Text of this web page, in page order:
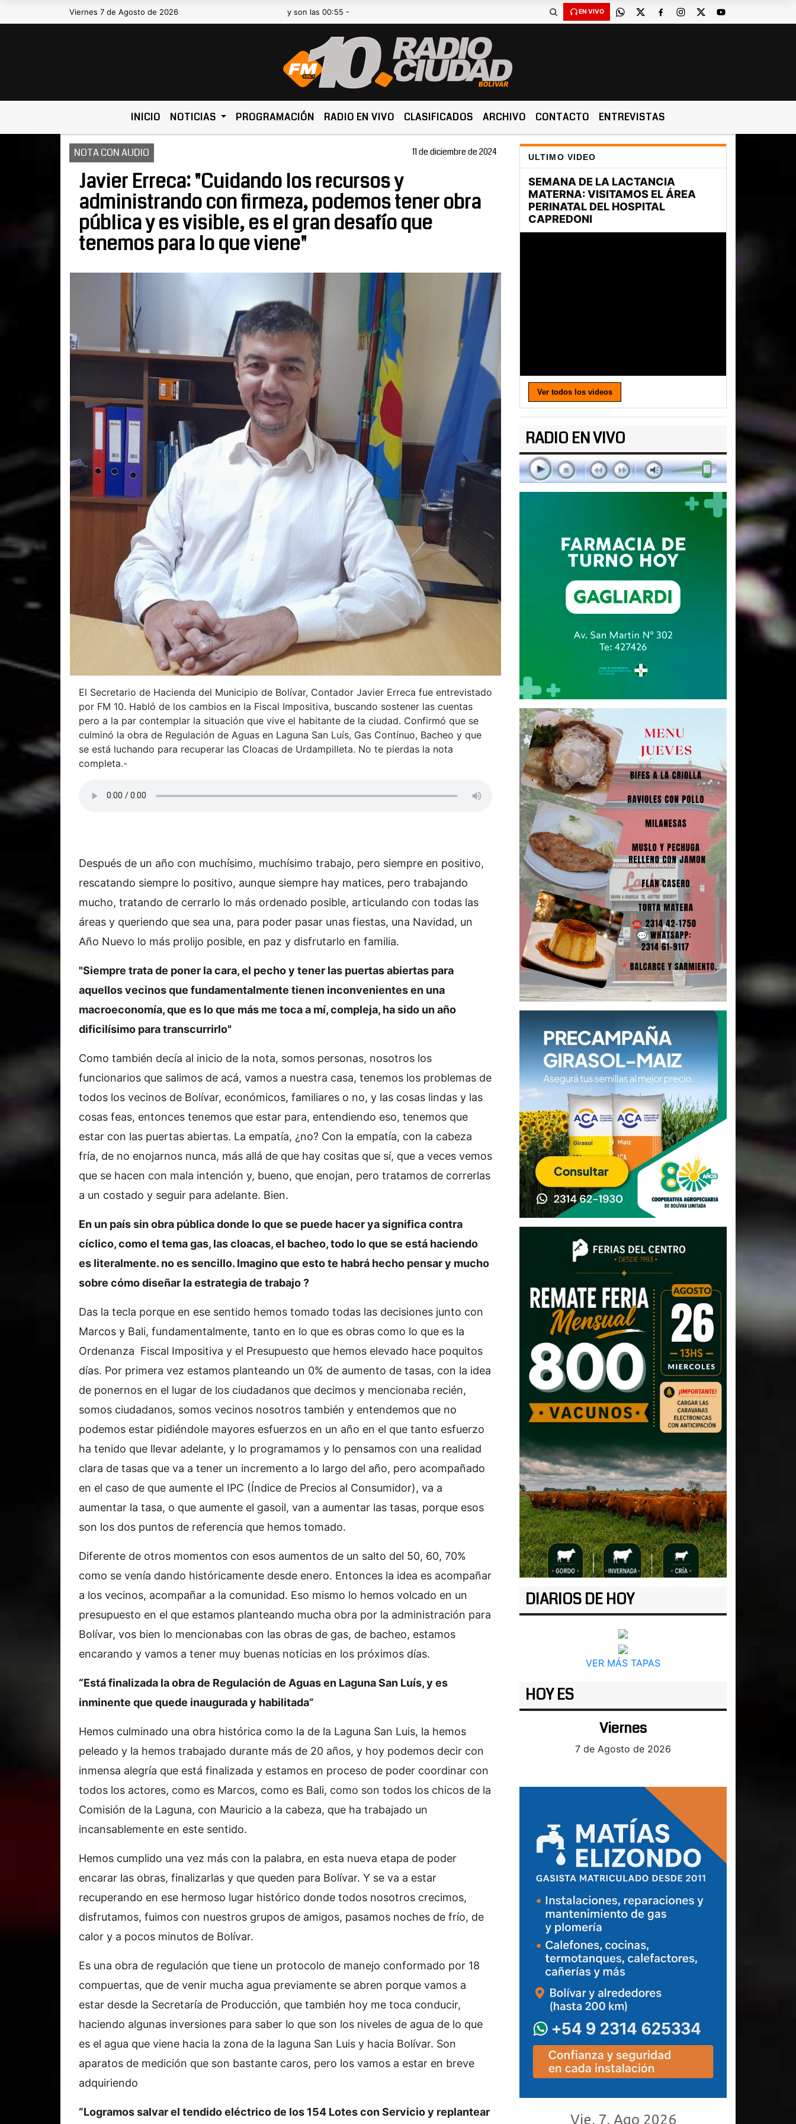
Viernes 7 de Agosto de 2026
Hoy es Viernes 7 de Agosto de 2026 y son las 00:55 - EN VIVO
INICIO NOTICIAS PROGRAMACIÓN RADIO EN VIVO CLASIFICADOS ARCHIVO CONTACTO ENTREVISTAS
NOTA CON AUDIO 11 de diciembre de 2024
Javier Erreca: "Cuidando los recursos y
administrando con firmeza, podemos tener obra
pública y es visible, es el gran desafío que
tenemos para lo que viene"
El Secretario de Hacienda del Municipio de Bolívar, Contador Javier Erreca fue entrevistado
por FM 10. Habló de los cambios en la Fiscal Impositiva, buscando sostener las cuentas
pero a la par contemplar la situación que vive el habitante de la ciudad. Confirmó que se
culminó la obra de Regulación de Aguas en Laguna San Luís, Gas Contínuo, Bacheo y que
se está luchando para recuperar las Cloacas de Urdampilleta. No te pierdas la nota
completa.-
Después de un año con muchísimo, muchísimo trabajo, pero siempre en positivo,
rescatando siempre lo positivo, aunque siempre hay matices, pero trabajando
mucho, tratando de cerrarlo lo más ordenado posible, articulando con todas las
áreas y queriendo que sea una, para poder pasar unas fiestas, una Navidad, un
Año Nuevo lo más prolijo posible, en paz y disfrutarlo en familia.
"Siempre trata de poner la cara, el pecho y tener las puertas abiertas para
aquellos vecinos que fundamentalmente tienen inconvenientes en una
macroeconomía, que es lo que más me toca a mí, compleja, ha sido un año
dificilísimo para transcurrirlo"
Como también decía al inicio de la nota, somos personas, nosotros los
funcionarios que salimos de acá, vamos a nuestra casa, tenemos los problemas de
todos los vecinos de Bolívar, económicos, familiares o no, y las cosas lindas y las
cosas feas, entonces tenemos que estar para, entendiendo eso, tenemos que
estar con las puertas abiertas. La empatía, ¿no? Con la empatía, con la cabeza
fría, de no enojarnos nunca, más allá de que hay cositas que sí, que a veces vemos
que se hacen con mala intención y, bueno, que enojan, pero tratamos de correrlas
a un costado y seguir para adelante. Bien.
En un país sin obra pública donde lo que se puede hacer ya significa contra
cíclico, como el tema gas, las cloacas, el bacheo, todo lo que se está haciendo
es literalmente. no es sencillo. Imagino que esto te habrá hecho pensar y mucho
sobre cómo diseñar la estrategia de trabajo ?
Das la tecla porque en ese sentido hemos tomado todas las decisiones junto con
Marcos y Bali, fundamentalmente, tanto en lo que es obras como lo que es la
Ordenanza Fiscal Impositiva y el Presupuesto que hemos elevado hace poquitos
días. Por primera vez estamos planteando un 0% de aumento de tasas, con la idea
de ponernos en el lugar de los ciudadanos que decimos y mencionaba recién,
somos ciudadanos, somos vecinos nosotros también y entendemos que no
podemos estar pidiéndole mayores esfuerzos en un año en el que tanto esfuerzo
ha tenido que llevar adelante, y lo programamos y lo pensamos con una realidad
clara de tasas que va a tener un incremento a lo largo del año, pero acompañado
en el caso de que aumente el IPC (Índice de Precios al Consumidor), va a
aumentar la tasa, o que aumente el gasoil, van a aumentar las tasas, porque esos
son los dos puntos de referencia que hemos tomado.
Diferente de otros momentos con esos aumentos de un salto del 50, 60, 70%
como se venía dando históricamente desde enero. Entonces la idea es acompañar
a los vecinos, acompañar a la comunidad. Eso mismo lo hemos volcado en un
presupuesto en el que estamos planteando mucha obra por la administración para
Bolívar, vos bien lo mencionabas con las obras de gas, de bacheo, estamos
encarando y vamos a tener muy buenas noticias en los próximos días.
“Está finalizada la obra de Regulación de Aguas en Laguna San Luís, y es
inminente que quede inaugurada y habilitada”
Hemos culminado una obra histórica como la de la Laguna San Luis, la hemos
peleado y la hemos trabajado durante más de 20 años, y hoy podemos decir con
inmensa alegría que está finalizada y estamos en proceso de poder coordinar con
todos los actores, como es Marcos, como es Bali, como son todos los chicos de la
Comisión de la Laguna, con Mauricio a la cabeza, que ha trabajado un
incansablemente en este sentido.
Hemos cumplido una vez más con la palabra, en esta nueva etapa de poder
encarar las obras, finalizarlas y que queden para Bolívar. Y se va a estar
recuperando en ese hermoso lugar histórico donde todos nosotros crecimos,
disfrutamos, fuimos con nuestros grupos de amigos, pasamos noches de frío, de
calor y a pocos minutos de Bolívar.
Es una obra de regulación que tiene un protocolo de manejo conformado por 18
compuertas, que de venir mucha agua previamente se abren porque vamos a
estar desde la Secretaría de Producción, que también hoy me toca conducir,
haciendo algunas inversiones para saber lo que son los niveles de agua de lo que
es el agua que viene hacia la zona de la laguna San Luis y hacia Bolívar. Son
aparatos de medición que son bastante caros, pero los vamos a estar en breve
adquiriendo
“Logramos salvar el tendido eléctrico de los 154 Lotes con Servicio y replantear
ULTIMO VIDEO
Ver todos los videos
RADIO EN VIVO
DIARIOS DE HOY
VER MÁS TAPAS
HOY ES
Viernes
7 de Agosto de 2026